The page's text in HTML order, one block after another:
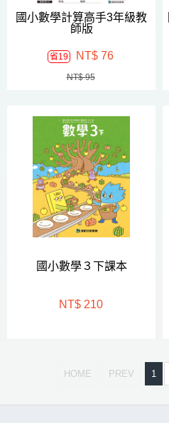
國小數學計算高手3年級教
師版
省19 NT$ 76
NT$ 95
國小數學３下課本
NT$ 210
HOME PREV 1